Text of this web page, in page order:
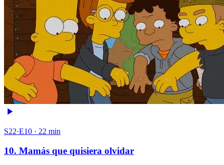
S22·E10 · 22 min
10. Mamás que quisiera olvidar